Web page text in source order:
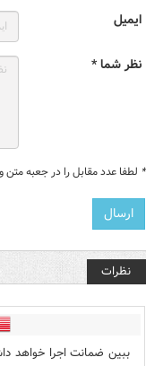
ایمیل
نظر شما *
* لطفا عدد مقابل را در جعبه متن
نظرات
ببین ضمانت اجرا خواهد